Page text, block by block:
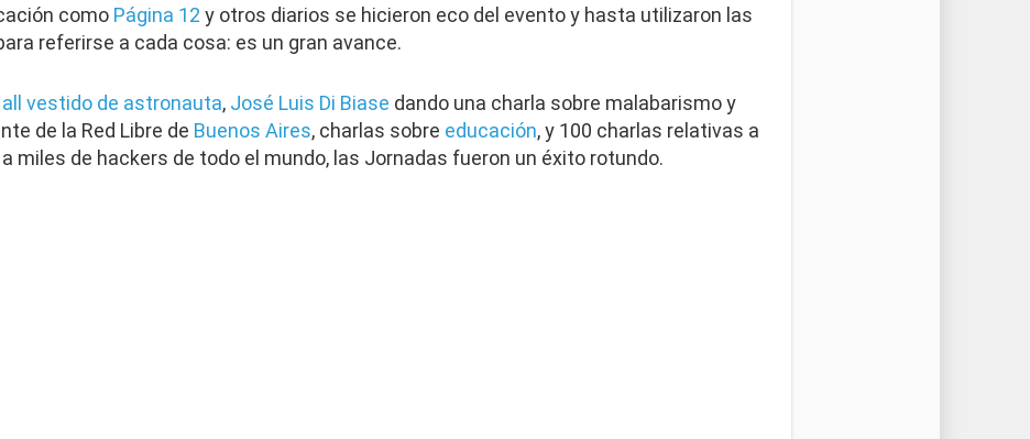
como Página 12 y otros diarios se hicieron eco del evento y hasta utilizaron las
referirse a cada cosa: es un gran avance.
vestido de astronauta, José Luis Di Biase dando una charla sobre malabarismo y
de la Red Libre de Buenos Aires, charlas sobre educación, y 100 charlas relativas a
miles de hackers de todo el mundo, las Jornadas fueron un éxito rotundo.